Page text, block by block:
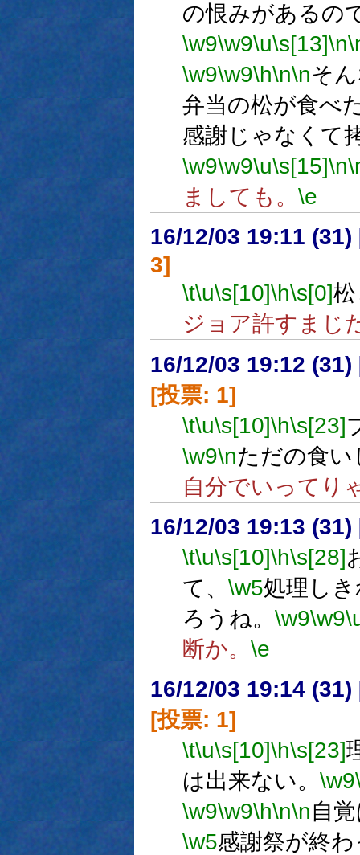
の恨みがあるの
\w9\w9\u\s[13]\n
\w9\w9\h\n\nそ
弁当の松が食べ
感謝じゃなくて
\w9\w9\u\s[15]\n
ましても。 \e
16/12/03 19:11 (31)
3]
\t\u\s[10]\h\s[0]
ジョア許すまじ
16/12/03 19:12 (31)
[投票: 1]
\t\u\s[10]\h\s[23]
\w9\nただの食い
自分でいってり
16/12/03 19:13 (31)
\t\u\s[10]\h\s[28]
て、 \w5処理し
ろうね。 \w9\w9
断か。 \e
16/12/03 19:14 (31)
[投票: 1]
\t\u\s[10]\h\s[23]
は出来ない。 \w9
\w9\w9\h\n\n自
\w5感謝祭が終